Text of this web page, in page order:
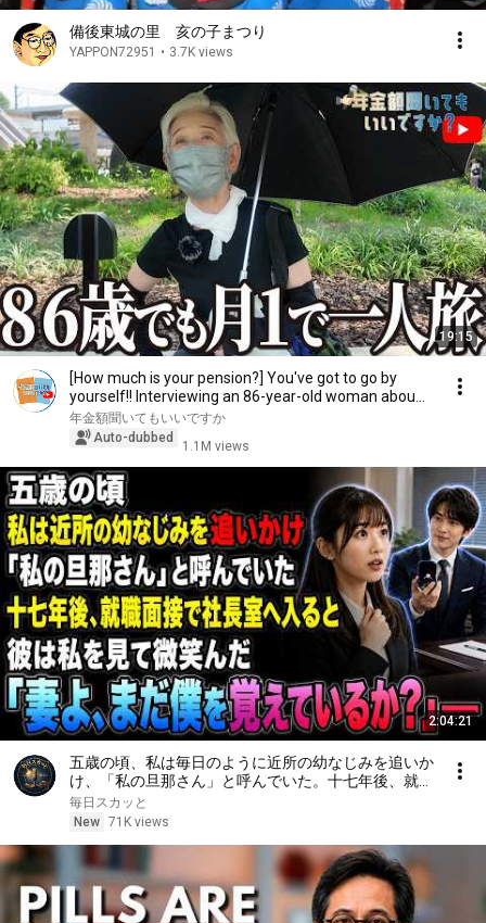
備後東城の里 亥の子まつり
YAPPON72951 • 3.7K views
19:15
[How much is your pension?] You've got to go by
yourself!! Interviewing an 86-year-old woman abou...
年金額聞いてもいいですか
Auto-dubbed
1.1M views
2:04:21
五歳の頃、私は毎日のように近所の幼なじみを追いか
け、「私の旦那さん」と呼んでいた。十七年後、就職
面接で社長室へ入ると、彼は私を見て微笑んだ。「妻
よ、まだ僕を覚えているか？」――
毎日スカッと
New 71K views